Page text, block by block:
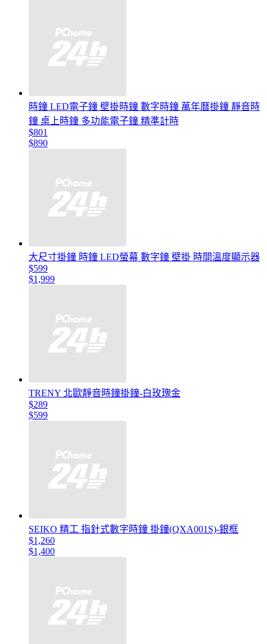
時鐘 LED電子鐘 壁掛時鐘 數字時鐘 萬年曆掛鐘 靜音時
鐘 桌上時鐘 多功能電子鐘 精準計時
$801
$890
大尺寸掛鐘 時鐘 LED螢幕 數字鐘 壁掛 時間溫度顯示器
$599
$1,999
TRENY 北歐靜音時鐘掛鐘-白玫瑰金
$289
$599
SEIKO 精工 指針式數字時鐘 掛鐘(QXA001S)-銀框
$1,260
$1,400